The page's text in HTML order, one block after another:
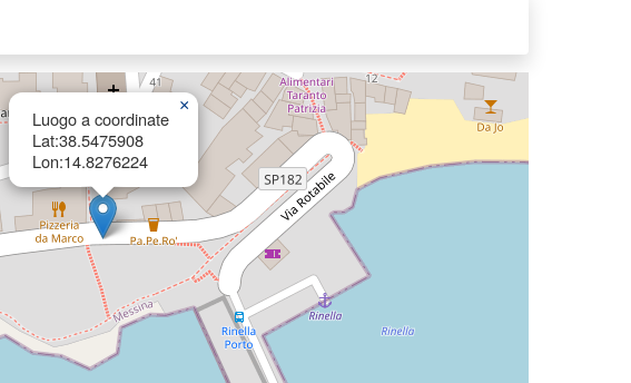
Luogo a coordinate
Lat:38.5475908
Lon:14.8276224
×